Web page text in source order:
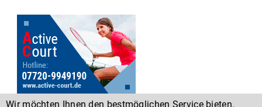
Wir möchten Ihnen den bestmöglichen Service bieten.